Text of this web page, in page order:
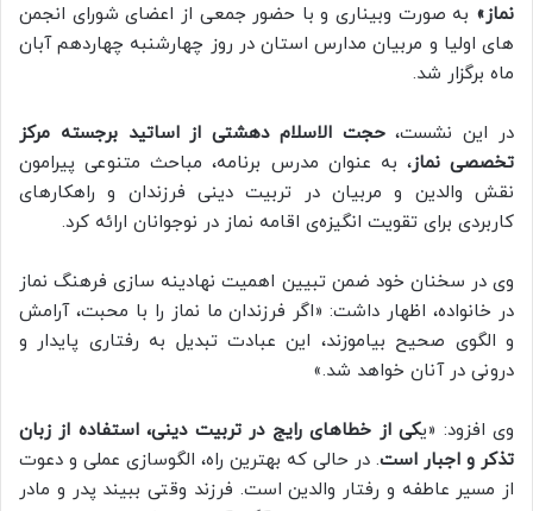
نماز» به صورت وبیناری و با حضور جمعی از اعضای شورای انجمن‌
های اولیا و مربیان مدارس استان در روز چهارشنبه چهاردهم آبان
ماه برگزار شد.
در این نشست،حجت‌ الاسلام دهشتی از اساتید برجسته مرکز
تخصصی نماز، به عنوان مدرس برنامه، مباحث متنوعی پیرامون
نقش والدین و مربیان در تربیت دینی فرزندان و راهکارهای
کاربردی برای تقویت انگیزه‌ی اقامه‌ نماز در نوجوانان ارائه کرد.
وی در سخنان خود ضمن تبیین اهمیت نهادینه‌ سازی فرهنگ نماز
در خانواده، اظهار داشت: «اگر فرزندان ما نماز را با محبت، آرامش
و الگوی صحیح بیاموزند، این عبادت تبدیل به رفتاری پایدار و
درونی در آنان خواهد شد.»
وی افزود: «یکی از خطاهای رایج در تربیت دینی، استفاده از زبان
تذکر و اجبار است. در حالی که بهترین راه، الگوسازی عملی و دعوت
از مسیر عاطفه و رفتار والدین است. فرزند وقتی ببیند پدر و مادر